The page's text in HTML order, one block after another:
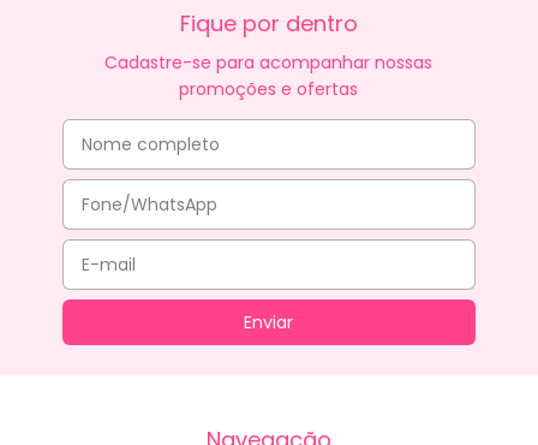
Fique por dentro
Cadastre-se para acompanhar nossas
promoções e ofertas